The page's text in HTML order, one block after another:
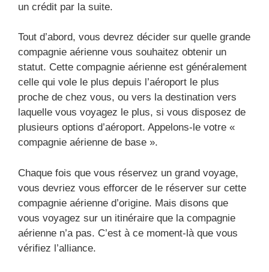
un crédit par la suite.
Tout d’abord, vous devrez décider sur quelle grande
compagnie aérienne vous souhaitez obtenir un
statut. Cette compagnie aérienne est généralement
celle qui vole le plus depuis l’aéroport le plus
proche de chez vous, ou vers la destination vers
laquelle vous voyagez le plus, si vous disposez de
plusieurs options d’aéroport. Appelons-le votre «
compagnie aérienne de base ».
Chaque fois que vous réservez un grand voyage,
vous devriez vous efforcer de le réserver sur cette
compagnie aérienne d’origine. Mais disons que
vous voyagez sur un itinéraire que la compagnie
aérienne n’a pas. C’est à ce moment-là que vous
vérifiez l’alliance.